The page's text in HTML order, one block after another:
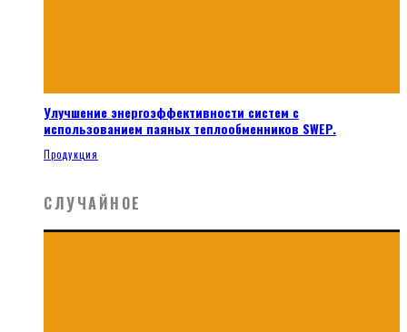
Улучшение энергоэффективности систем с
использованием паяных теплообменников SWEP.
Продукция
СЛУЧАЙНОЕ